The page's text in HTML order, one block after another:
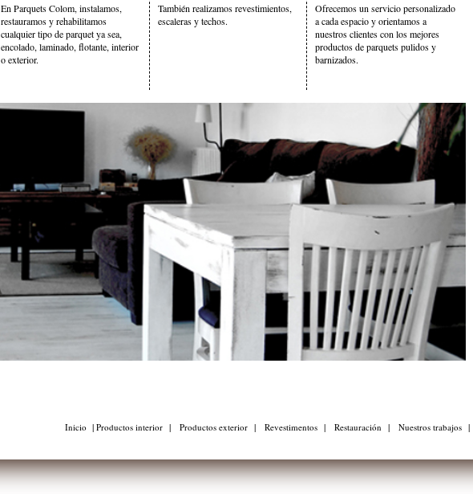
En Parquets Colom, instalamos,
restauramos y rehabilitamos
cualquier tipo de parquet ya sea,
encolado, laminado, flotante, interior
o exterior.
También realizamos revestimientos,
escaleras y techos.
Ofrecemos un servicio personalizado
a cada espacio y orientamos a
nuestros clientes con los mejores
productos de parquets pulidos y
barnizados.
Inicio| Productos interior| Productos exterior| Revestimentos| Restauración | Nuestros trabajos|